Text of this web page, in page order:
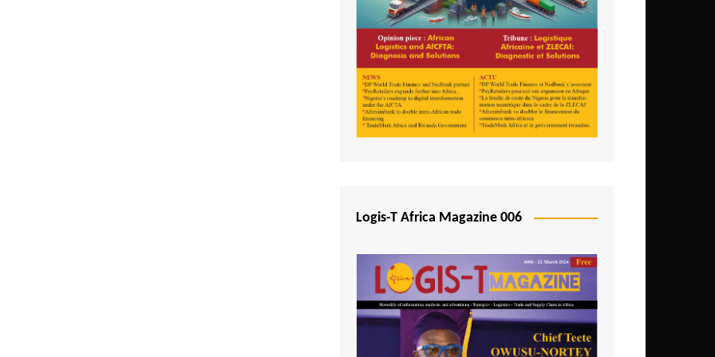
Logis-T Africa Magazine 006